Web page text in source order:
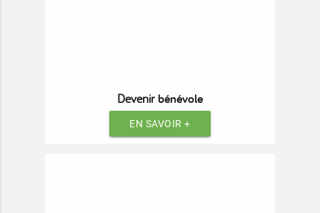
Devenirbénévole
EN SAVOIR +